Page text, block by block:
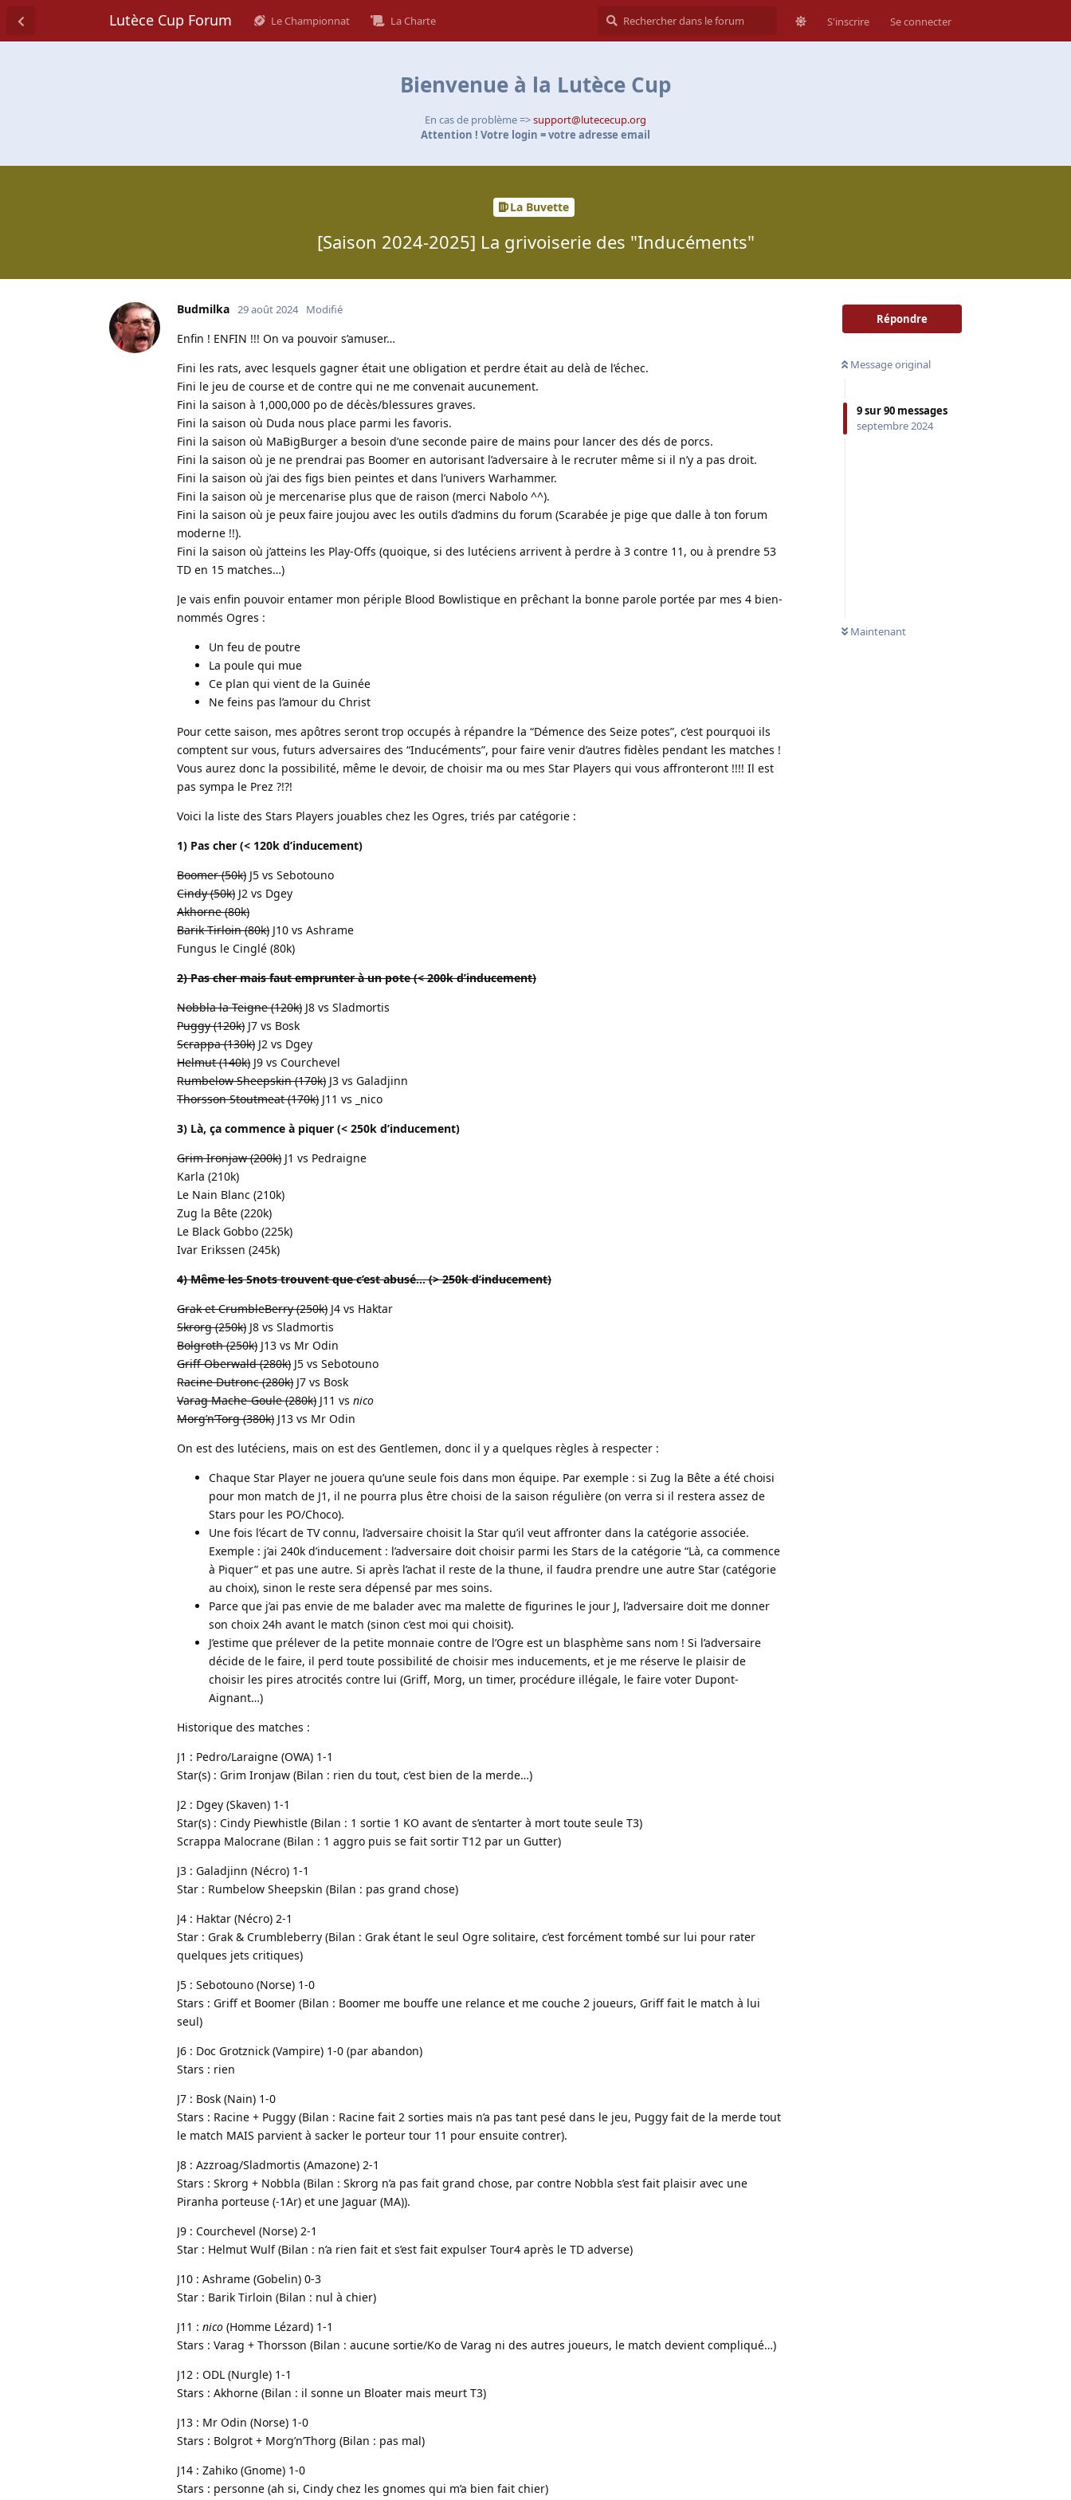
Lutèce Cup Forum Le Championnat La Charte S'inscrire Se connecter
Bienvenue à la Lutèce Cup
En cas de problème =>support@lutececup.org
Attention ! Votre login = votre adresse email
La Buvette
[Saison 2024-2025] La grivoiserie des "Inducéments"
Répondre
Message original
9sur90 messages
septembre 2024
Maintenant
Budmilka 29 août 2024 Modifié
Enfin ! ENFIN !!! On va pouvoir s’amuser…
Fini les rats, avec lesquels gagner était une obligation et perdre était au delà de l’échec.
Fini le jeu de course et de contre qui ne me convenait aucunement.
Fini la saison à 1,000,000 po de décès/blessures graves.
Fini la saison où Duda nous place parmi les favoris.
Fini la saison où MaBigBurger a besoin d’une seconde paire de mains pour lancer des dés de porcs.
Fini la saison où je ne prendrai pas Boomer en autorisant l’adversaire à le recruter même si il n’y a pas droit.
Fini la saison où j’ai des figs bien peintes et dans l’univers Warhammer.
Fini la saison où je mercenarise plus que de raison (merci Nabolo ^^).
Fini la saison où je peux faire joujou avec les outils d’admins du forum (Scarabée je pige que dalle à ton forum
moderne !!).
Fini la saison où j’atteins les Play-Offs (quoique, si des lutéciens arrivent à perdre à 3 contre 11, ou à prendre 53
TD en 15 matches…)
Je vais enfin pouvoir entamer mon périple Blood Bowlistique en prêchant la bonne parole portée par mes 4 bien-
nommés Ogres :
Un feu de poutre
La poule qui mue
Ce plan qui vient de la Guinée
Ne feins pas l’amour du Christ
Pour cette saison, mes apôtres seront trop occupés à répandre la “Démence des Seize potes”, c’est pourquoi ils
comptent sur vous, futurs adversaires des “Inducéments”, pour faire venir d’autres fidèles pendant les matches !
Vous aurez donc la possibilité, même le devoir, de choisir ma ou mes Star Players qui vous affronteront !!!! Il est
pas sympa le Prez ?!?!
Voici la liste des Stars Players jouables chez les Ogres, triés par catégorie :
1) Pas cher (< 120k d’inducement)
Boomer (50k) J5 vs Sebotouno
Cindy (50k) J2 vs Dgey
Akhorne (80k)
Barik Tirloin (80k) J10 vs Ashrame
Fungus le Cinglé (80k)
2) Pas cher mais faut emprunter à un pote (< 200k d’inducement)
Nobbla la Teigne (120k) J8 vs Sladmortis
Puggy (120k) J7 vs Bosk
Scrappa (130k) J2 vs Dgey
Helmut (140k) J9 vs Courchevel
Rumbelow Sheepskin (170k) J3 vs Galadjinn
Thorsson Stoutmeat (170k) J11 vs _nico
3) Là, ça commence à piquer (< 250k d’inducement)
Grim Ironjaw (200k) J1 vs Pedraigne
Karla (210k)
Le Nain Blanc (210k)
Zug la Bête (220k)
Le Black Gobbo (225k)
Ivar Erikssen (245k)
4) Même les Snots trouvent que c’est abusé… (> 250k d’inducement)
Grak et CrumbleBerry (250k) J4 vs Haktar
Skrorg (250k) J8 vs Sladmortis
Bolgroth (250k) J13 vs Mr Odin
Griff Oberwald (280k) J5 vs Sebotouno
Racine Dutronc (280k) J7 vs Bosk
Varag Mache-Goule (280k) J11 vs nico
Morg’n’Torg (380k) J13 vs Mr Odin
On est des lutéciens, mais on est des Gentlemen, donc il y a quelques règles à respecter :
Chaque Star Player ne jouera qu’une seule fois dans mon équipe. Par exemple : si Zug la Bête a été choisi
pour mon match de J1, il ne pourra plus être choisi de la saison régulière (on verra si il restera assez de
Stars pour les PO/Choco).
Une fois l’écart de TV connu, l’adversaire choisit la Star qu’il veut affronter dans la catégorie associée.
Exemple : j’ai 240k d’inducement : l’adversaire doit choisir parmi les Stars de la catégorie “Là, ca commence
à Piquer” et pas une autre. Si après l’achat il reste de la thune, il faudra prendre une autre Star (catégorie
au choix), sinon le reste sera dépensé par mes soins.
Parce que j’ai pas envie de me balader avec ma malette de figurines le jour J, l’adversaire doit me donner
son choix 24h avant le match (sinon c’est moi qui choisit).
J’estime que prélever de la petite monnaie contre de l’Ogre est un blasphème sans nom ! Si l’adversaire
décide de le faire, il perd toute possibilité de choisir mes inducements, et je me réserve le plaisir de
choisir les pires atrocités contre lui (Griff, Morg, un timer, procédure illégale, le faire voter Dupont-
Aignant…)
Historique des matches :
J1 : Pedro/Laraigne (OWA) 1-1
Star(s) : Grim Ironjaw (Bilan : rien du tout, c’est bien de la merde…)
J2 : Dgey (Skaven) 1-1
Star(s) : Cindy Piewhistle (Bilan : 1 sortie 1 KO avant de s’entarter à mort toute seule T3)
Scrappa Malocrane (Bilan : 1 aggro puis se fait sortir T12 par un Gutter)
J3 : Galadjinn (Nécro) 1-1
Star : Rumbelow Sheepskin (Bilan : pas grand chose)
J4 : Haktar (Nécro) 2-1
Star : Grak & Crumbleberry (Bilan : Grak étant le seul Ogre solitaire, c’est forcément tombé sur lui pour rater
quelques jets critiques)
J5 : Sebotouno (Norse) 1-0
Stars : Griff et Boomer (Bilan : Boomer me bouffe une relance et me couche 2 joueurs, Griff fait le match à lui
seul)
J6 : Doc Grotznick (Vampire) 1-0 (par abandon)
Stars : rien
J7 : Bosk (Nain) 1-0
Stars : Racine + Puggy (Bilan : Racine fait 2 sorties mais n’a pas tant pesé dans le jeu, Puggy fait de la merde tout
le match MAIS parvient à sacker le porteur tour 11 pour ensuite contrer).
J8 : Azzroag/Sladmortis (Amazone) 2-1
Stars : Skrorg + Nobbla (Bilan : Skrorg n’a pas fait grand chose, par contre Nobbla s’est fait plaisir avec une
Piranha porteuse (-1Ar) et une Jaguar (MA)).
J9 : Courchevel (Norse) 2-1
Star : Helmut Wulf (Bilan : n’a rien fait et s’est fait expulser Tour4 après le TD adverse)
J10 : Ashrame (Gobelin) 0-3
Star : Barik Tirloin (Bilan : nul à chier)
J11 : nico (Homme Lézard) 1-1
Stars : Varag + Thorsson (Bilan : aucune sortie/Ko de Varag ni des autres joueurs, le match devient compliqué…)
J12 : ODL (Nurgle) 1-1
Stars : Akhorne (Bilan : il sonne un Bloater mais meurt T3)
J13 : Mr Odin (Norse) 1-0
Stars : Bolgrot + Morg’n’Thorg (Bilan : pas mal)
J14 : Zahiko (Gnome) 1-0
Stars : personne (ah si, Cindy chez les gnomes qui m’a bien fait chier)